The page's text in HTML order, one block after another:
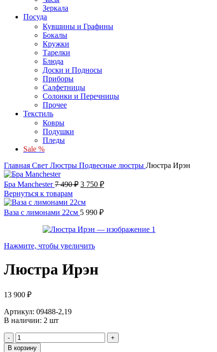
Зеркала
Посуда
Кувшины и Графины
Бокалы
Кружки
Тарелки
Блюда
Доски и Подносы
Приборы
Салфетницы
Солонки и Перечницы
Прочее
Текстиль
Ковры
Подушки
Пледы
Sale %
Главная Свет Люстры Подвесные люстры Люстра Ирэн
Бра Manchester7 490₽ 3 750 ₽
Вернуться к товарам
Ваза с лимонами 22см 5 990 ₽
Нажмите, чтобы увеличить
Люстра Ирэн
13 900 ₽
Артикул: 09488-2,19
В наличии: 2 шт
В корзину